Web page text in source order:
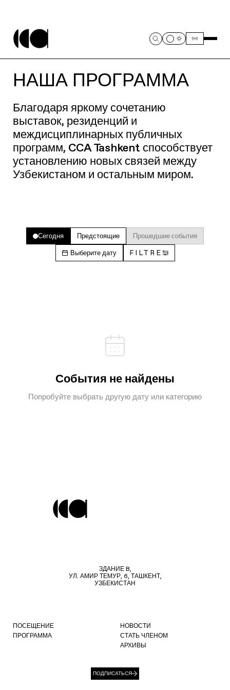
НАША ПРОГРАММА
Благодаря яркому сочетанию
выставок, резиденций и
междисциплинарных публичных
программ, CCA Tashkent способствует
установлению новых связей между
Узбекистаном и остальным миром.
Сегодня Предстоящие Прошедшие события
Выберите дату FILTRE
События не найдены
Попробуйте выбрать другую дату или категорию
ЗДАНИЕ B,
УЛ. АМИР ТЕМУР, 6, ТАШКЕНТ,
УЗБЕКИСТАН
ПОСЕЩЕНИЕ
ПРОГРАММА
НОВОСТИ
СТАТЬ ЧЛЕНОМ
АРХИВЫ
ПОДПИСАТЬСЯ